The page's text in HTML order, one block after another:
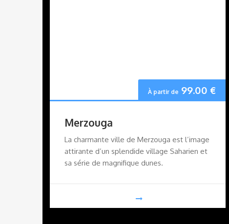
À partir de 99.00 €
Merzouga
La charmante ville de Merzouga est l’image
attirante d’un splendide village Saharien et
sa série de magnifique dunes.